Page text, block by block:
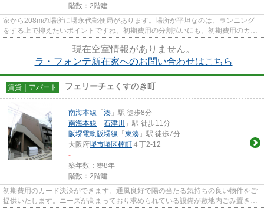
階数：2階建
家から208mの場所に堺永代郵便局があります。場所が平坦なのは、ランニング
をする上で抑えたいポイントですね。初期費用の分割払いにも。初期費用のカー
現在空室情報がありません。
ラ・フォンテ新在家へのお問い合わせはこちら
賃貸｜アパート フェリーチェくすのき町
南海本線 「 湊 」駅 徒歩8分
南海本線 「 石津川
」駅 徒歩11分
阪堺電軌阪堺線 「 東湊 」駅 徒歩7分
大阪府堺市堺区楠町 ４丁2-12
-
築年数：築8年
階数：2階建
初期費用のカード決済ができます。通風良好で陽の当たる気持ちの良い物件をご
提供いたします。ニーズが高まっており求められている設備が敷地内ごみ置き場